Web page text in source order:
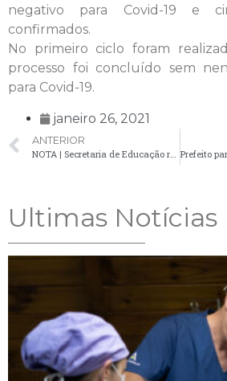
negativo para Covid-19 e
confirmados.
No primeiro ciclo foram
processo foi concluído sem
para Covid-19.
janeiro 26, 2021
ANTERIOR
Ultimas Notícias